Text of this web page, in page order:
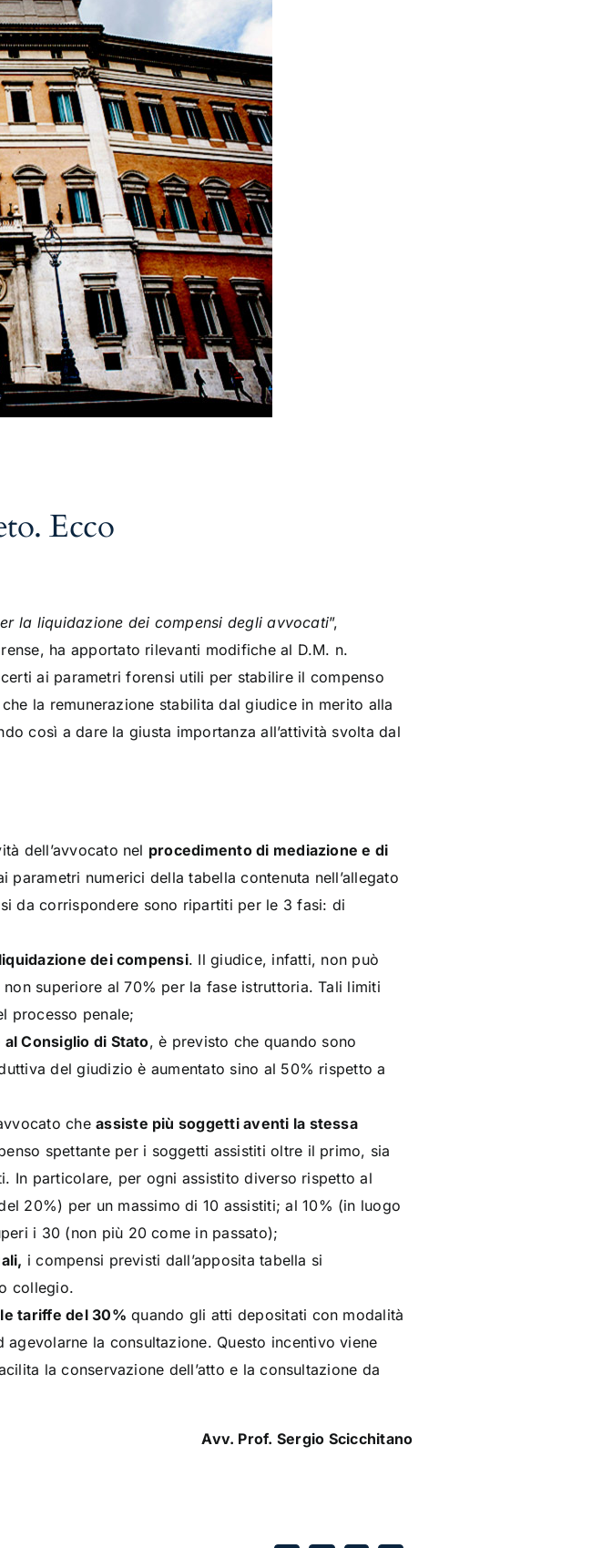
Ecco
la liquidazione dei compensi degli avvocati”,
ha apportato rilevanti modifiche al D.M. n.
ai parametri forensi utili per stabilire il compenso
la remunerazione stabilita dal giudice in merito alla
così a dare la giusta importanza all’attività svolta dal
dell’avvocato nel procedimento di mediazione e di
parametri numerici della tabella contenuta nell’allegato
da corrispondere sono ripartiti per le 3 fasi: di
dei compensi. Il giudice, infatti, non può
superiore al 70% per la fase istruttoria. Tali limiti
processo penale;
Consiglio di Stato, è previsto che quando sono
del giudizio è aumentato sino al 50% rispetto a
cheassiste più soggetti aventi la stessa
spettante per i soggetti assistiti oltre il primo, sia
In particolare, per ogni assistito diverso rispetto al
20%) per un massimo di 10 assistiti; al 10% (in luogo
i 30 (non più 20 come in passato);
i compensi previsti dall’apposita tabella si
collegio.
tariffe del 30% quando gli atti depositati con modalità
la consultazione. Questo incentivo viene
la conservazione dell’atto e la consultazione da
Avv. Prof. Sergio Scicchitano